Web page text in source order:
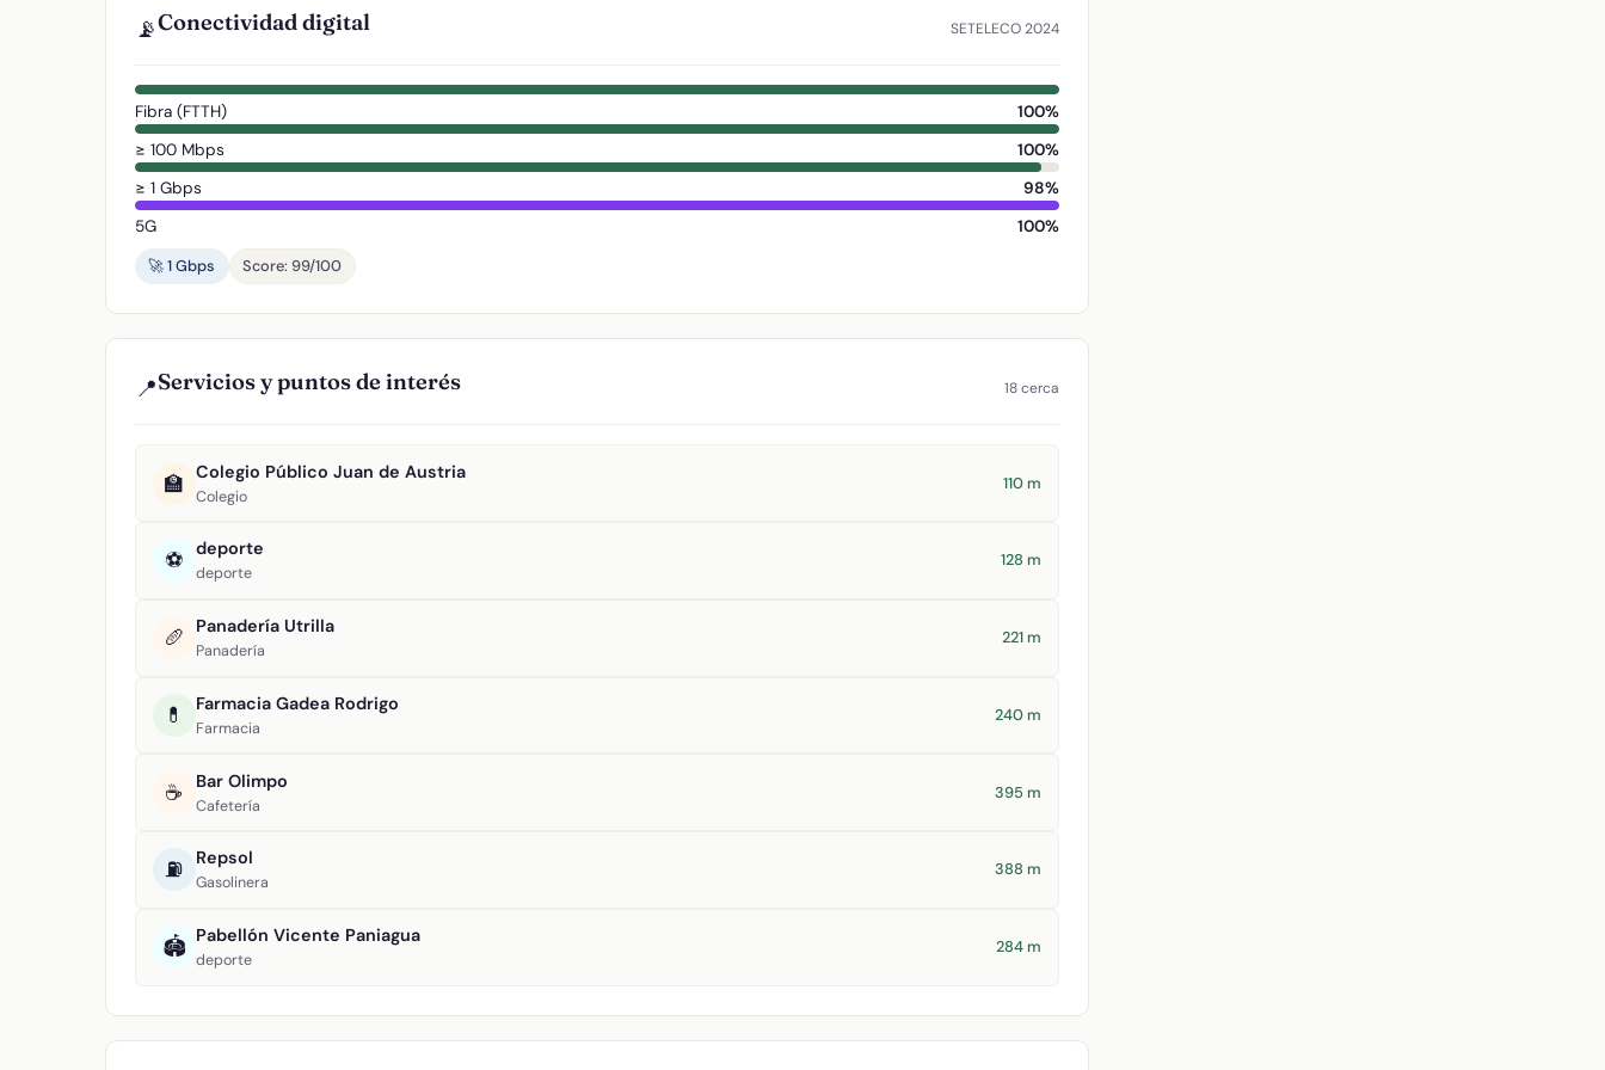
📡Conectividad digital SETELECO 2024
Fibra (FTTH)
100%
≥ 100 Mbps
100%
≥ 1 Gbps
98%
5G
100%
🚀 1 Gbps
Score: 99/100
📍Servicios y puntos de interés 18 cerca
🏫 Colegio Público Juan de Austria
Colegio
110 m
⚽ deporte
deporte
128 m
🥖 Panadería Utrilla
Panadería
221 m
💊 Farmacia Gadea Rodrigo
Farmacia
240 m
☕ Bar Olimpo
Cafetería
395 m
⛽ Repsol
Gasolinera
388 m
🏟️ Pabellón Vicente Paniagua
deporte
284 m